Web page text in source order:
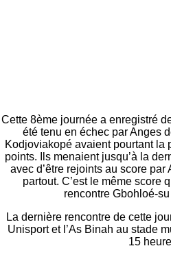
Cette 8ème journée a enregistré
été tenu en échec par Anges
Kodjoviakopé avaient pourtant la
points. Ils menaient jusqu’à la
avec d’être rejoints au score
partout. C’est le même score
rencontre Gbohloé-
La dernière rencontre de cette
Unisport et l’As Binah au stade
15